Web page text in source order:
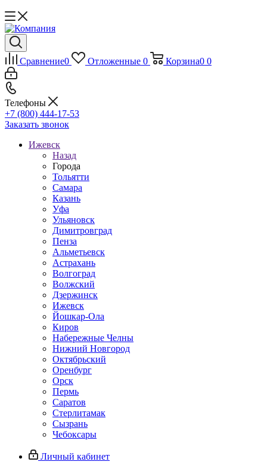
Сравнение0 Отложенные 0 Корзина0 0
Телефоны
+7 (800) 444-17-53
Заказать звонок
Ижевск
Назад
Города
Тольятти
Самара
Казань
Уфа
Ульяновск
Димитровград
Пенза
Альметьевск
Астрахань
Волгоград
Волжский
Дзержинск
Ижевск
Йошкар-Ола
Киров
Набережные Челны
Нижний Новгород
Октябрьский
Оренбург
Орск
Пермь
Саратов
Стерлитамак
Сызрань
Чебоксары
Личный кабинет